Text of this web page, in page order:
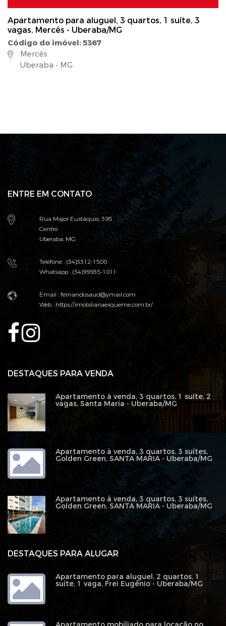
Apartamento para aluguel, 3 quartos, 1 suíte, 3
vagas, Mercês - Uberaba/MG
Código do imóvel: 5367
Mercês
Uberaba - MG
ENTRE EM CONTATO
Rua Major Eustáquio, 395
Centro
Uberaba, MG
Telefone : (34)3312-1500
Whatsapp : (34)99935-1011
Email : fernandosaud@ymail.com
Web :https://imobiliariaesqueme.com.br/
DESTAQUES PARA ALUGAR
Apartamento para aluguel, 2 quartos, 1
suíte, 1 vaga, Frei Eugênio - Uberaba/MG
Apartamento mobiliado para locação no
DESTAQUES PARA VENDA
Apartamento à venda, 3 quartos, 1 suíte, 2
vagas, Santa Maria - Uberaba/MG
Apartamento à venda, 3 quartos, 3 suítes,
Golden Green, SANTA MARIA - Uberaba/MG
Apartamento à venda, 3 quartos, 3 suítes,
Golden Green, SANTA MARIA - Uberaba/MG